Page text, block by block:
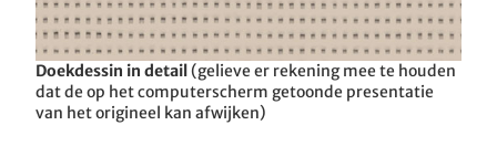
Doekdessin in detail(gelieve er rekening mee te houden
dat de op het computerscherm getoonde presentatie
van het origineel kan afwijken)